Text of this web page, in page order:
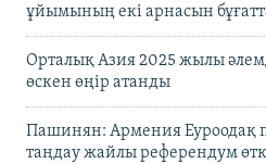
ұйымының екі арнасын
Орталық Азия 2025 жылы
өскен өңір атанды
Пашинян: Армения Еуроодақ
таңдау жайлы референдум